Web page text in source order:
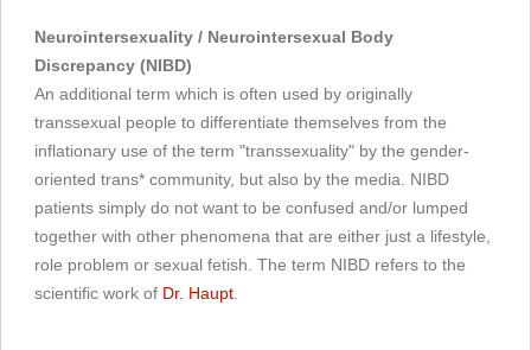
Neurointersexuality / Neurointersexual Body
Discrepancy (NIBD)
An additional term which is often used by originally
transsexual people to differentiate themselves from the
inflationary use of the term "transsexuality" by the gender-
oriented trans* community, but also by the media. NIBD
patients simply do not want to be confused and/or lumped
together with other phenomena that are either just a lifestyle,
role problem or sexual fetish. The term NIBD refers to the
scientific work of Dr. Haupt